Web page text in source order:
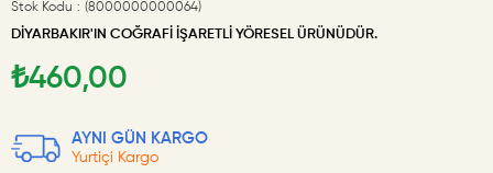
Stok Kodu (8000000000064)
DİYARBAKIR'IN COĞRAFİ İŞARETLİ YÖRESEL ÜRÜNÜDÜR.
₺460,00
AYNI GÜN KARGO
Yurtiçi Kargo